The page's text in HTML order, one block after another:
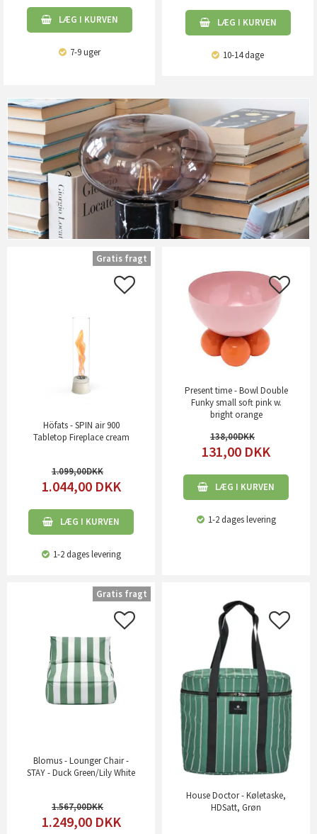
LÆG I KURVEN
7-9 uger
LÆG I KURVEN
10-14 dage
Höfats - SPIN air 900
Tabletop Fireplace cream
1.099,00
1.044,00 DKK
LÆG I KURVEN
1-2 dages levering
Gratis fragt
Present time - Bowl Double
Funky small soft pink w.
bright orange
138,00
131,00 DKK
LÆG I KURVEN
1-2 dages levering
Blomus - Lounger Chair -
STAY - Duck Green/Lily White
1.567,00
1.249,00 DKK
Gratis fragt
House Doctor - Køletaske,
HDSatt, Grøn